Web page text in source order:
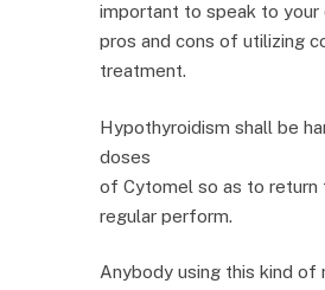
important to speak to your
pros and cons of utilizing
treatment.
Hypothyroidism shall be
doses
of Cytomel so as to
regular perform.
Anybody using this kind of